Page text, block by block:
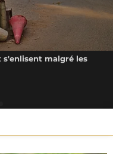
s'enlisent malgré les